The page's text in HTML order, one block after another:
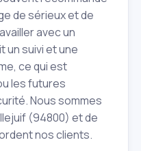
de sérieux et de
avec un
un suivi et une
ce qui est
les futures
Nous sommes
(94800) et de
nos clients.